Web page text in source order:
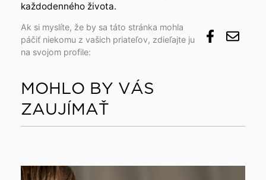
každodenného života.
Ak si myslíte, že by sa táto stránka mohla
páčiť niekomu z vašich priateľov, zdieľajte ju
na svojom profile:
MOHLO BY VÁS
ZAUJÍMAŤ